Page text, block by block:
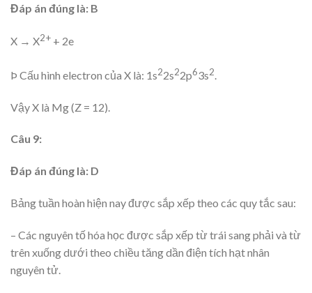
Đáp án đúng là: B
X → X2+ + 2e
Þ Cấu hình electron của X là: 1s22s22p63s2.
Vậy X là Mg (Z = 12).
Câu 9:
Đáp án đúng là: D
Bảng tuần hoàn hiện nay được sắp xếp theo các quy tắc sau:
– Các nguyên tố hóa học được sắp xếp từ trái sang phải và từ
trên xuống dưới theo chiều tăng dần điện tích hạt nhân
nguyên tử.